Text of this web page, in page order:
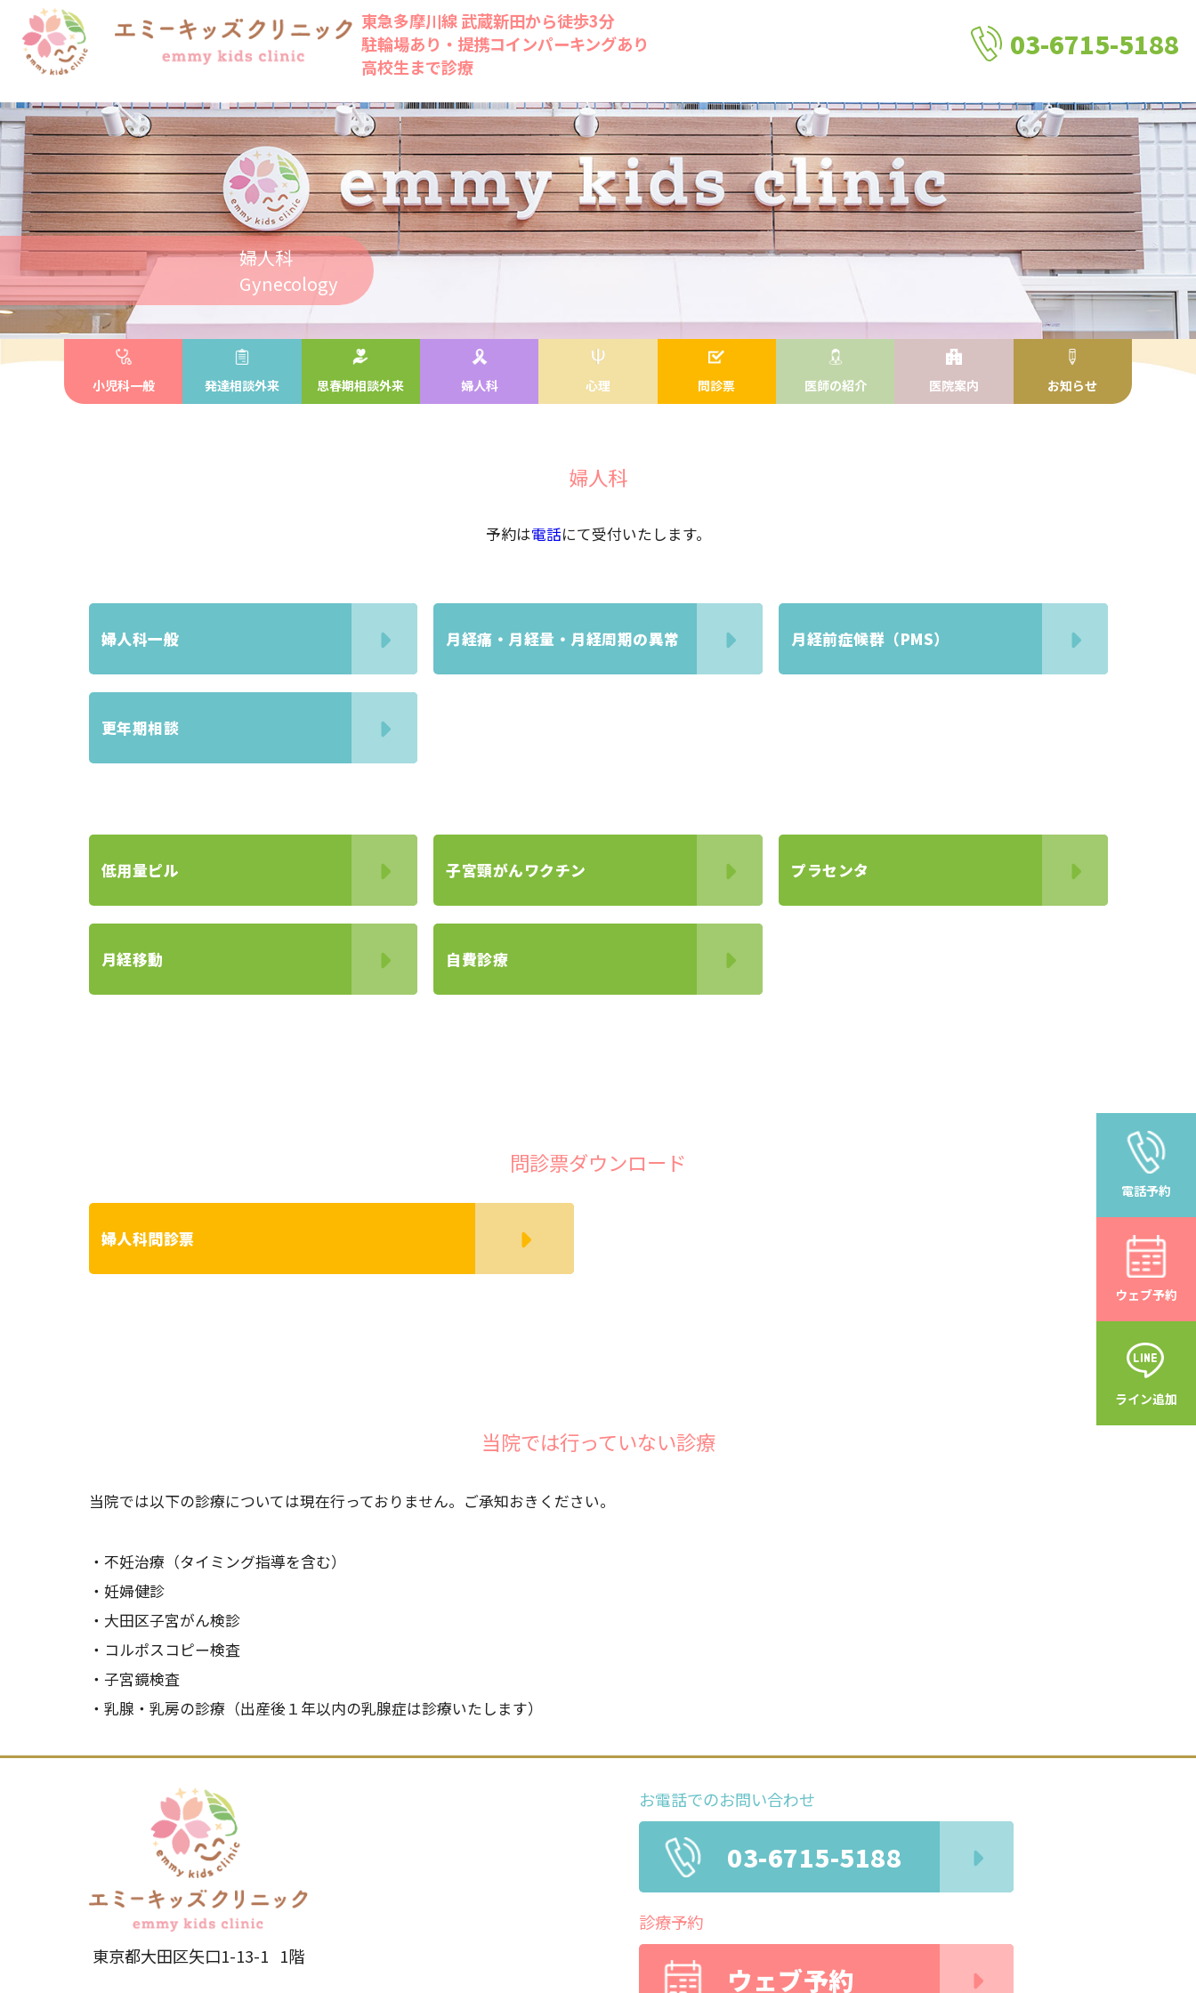
東急多摩川線 武蔵新田から徒歩3分
駐輪場あり・提携コインパーキングあり
高校生まで診療
03-6715-5188
婦人科
Gynecology
小児科一般 発達相談外来 思春期相談外来 婦人科 心理 問診票 医師の紹介 医院案内 お知らせ
電話予約
ウェブ予約
ライン追加
婦人科
予約は電話にて受付いたします。
婦人科一般 月経痛・月経量・月経周期の異常 月経前症候群（PMS）
更年期相談
低用量ピル 子宮頸がんワクチン プラセンタ
月経移動 自費診療
問診票ダウンロード
婦人科問診票
当院では行っていない診療
当院では以下の診療については現在行っておりません。ご承知おきください。
・不妊治療（タイミング指導を含む）
・妊婦健診
・大田区子宮がん検診
・コルポスコピー検査
・子宮鏡検査
・乳腺・乳房の診療（出産後１年以内の乳腺症は診療いたします）
東京都大田区矢口1-13-1 1階
お電話でのお問い合わせ
03-6715-5188
診療予約
ウェブ予約